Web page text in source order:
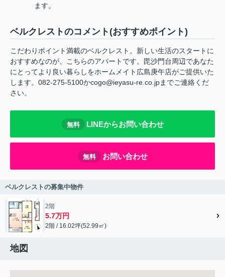
ます。
ベルクレストのコメント(おすすめポイント)
こだわりポイント満載のベルクレスト。新しい生活のスタートに
おすすめなのが、こちらのアパートです。毘沙門台周辺であなた
にとってより良い暮らしをホームメイト広島庚午店がご提供いた
します。082-275-5100かcogo@ieyasu-re.co.jpまでご連絡くだ
さい。
無料 LINEからお問い合わせ
無料 お問い合わせ
ベルクレストの募集中物件
2階
5.7万円
2階 / 16.02坪(52.99㎡)
地図